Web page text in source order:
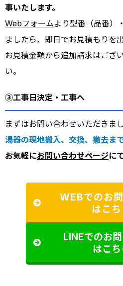
事いたします。
Webフォームより型番（品番）
ましたら、即日でお見積もりを
お見積金額から追加請求はござ
い。
③工事日決定・工事へ
まずはお問い合わせいただきまし
湯器の現地搬入、交換、撤去ま
お気軽にお問い合わせページに
WEBでのお
はこち
LINEでのお
はこち